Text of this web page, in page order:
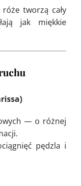
tworzą cały
jak miękkie
— o różnej
pędzla i